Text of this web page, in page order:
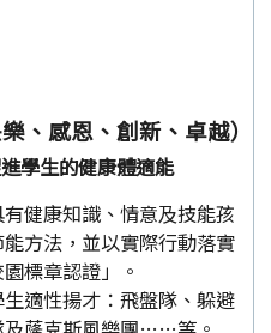
、感恩、創新、卓越）
學生的健康體適能
健康知識、情意及技能孩
方法，並以實際行動落實
標章認證」。
適性揚才：飛盤隊、躲避